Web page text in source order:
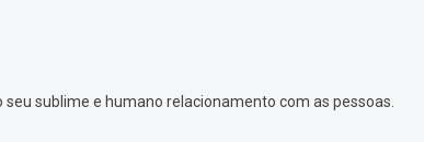
sublime e humano relacionamento com as pessoas.